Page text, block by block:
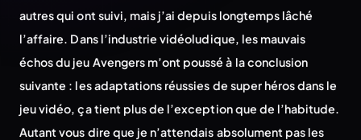
autres qui ont suivi, mais j’ai depuis longtemps lâché
l’affaire. Dans l’industrie vidéoludique, les mauvais
échos du jeu Avengers m’ont poussé à la conclusion
suivante : les adaptations réussies de super héros dans le
jeu vidéo, ça tient plus de l’exception que de l’habitude.
Autant vous dire que je n’attendais absolument pas les